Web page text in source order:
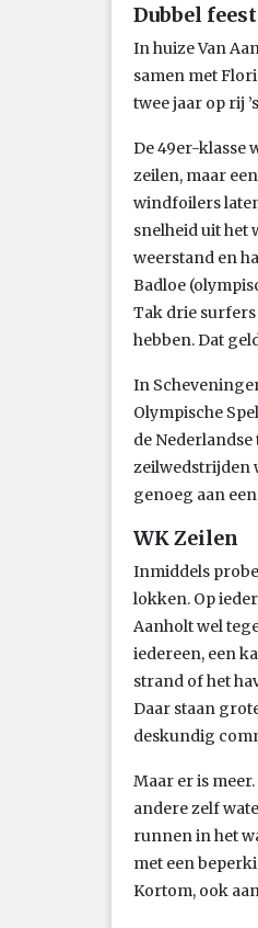
Dubbel feest
In huize Van
samen met
twee jaar op rij
De 49er-klasse
zeilen, maar
windfoilers
snelheid uit het
weerstand en
Badloe
Tak drie
hebben. Dat
In
Olympische
de
zeilwedstrijden
genoeg aan
WK Zeilen
Inmiddels
lokken. Op
Aanholt wel
iedereen, een
strand of het
Daar staan
deskundig
Maar er is
andere zelf
runnen in het
met een
Kortom, ook